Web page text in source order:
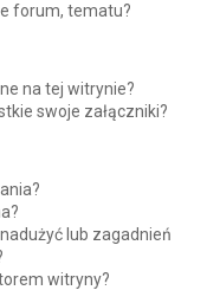
forum, tematu?
na tej witrynie?
swoje załączniki?
lub zagadnień
witryny?